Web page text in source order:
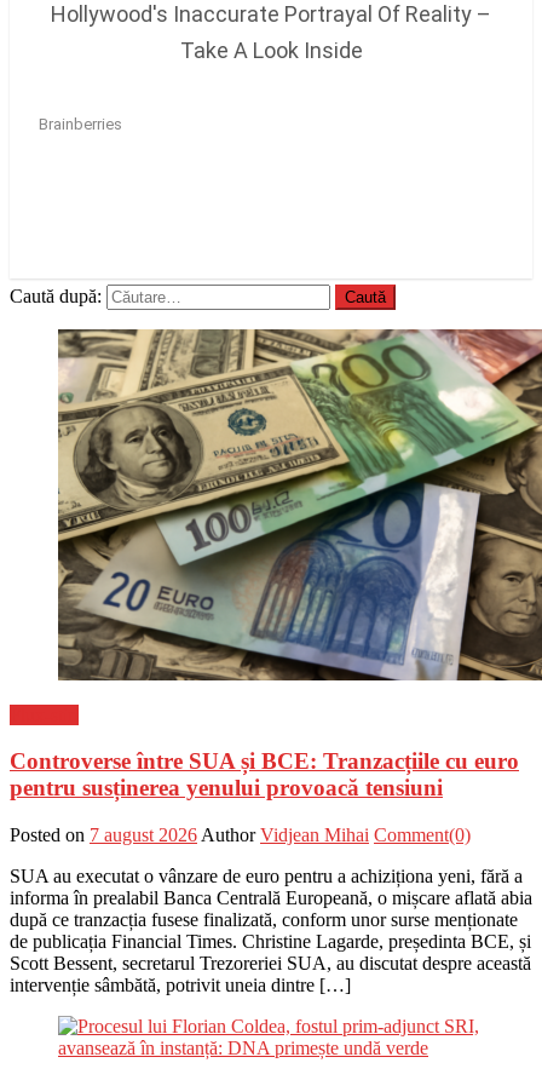
Caută după:
Controverse între SUA și BCE: Tranzacțiile cu euro
pentru susținerea yenului provoacă tensiuni
Posted on 7 august 2026 Author Vidjean Mihai Comment(0)
SUA au executat o vânzare de euro pentru a achiziționa yeni, fără a
informa în prealabil Banca Centrală Europeană, o mișcare aflată abia
după ce tranzacția fusese finalizată, conform unor surse menționate
de publicația Financial Times. Christine Lagarde, președinta BCE, și
Scott Bessent, secretarul Trezoreriei SUA, au discutat despre această
intervenție sâmbătă, potrivit uneia dintre […]